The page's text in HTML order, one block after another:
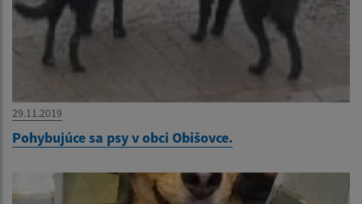
29.11.2019
Pohybujúce sa psy v obci Obišovce.